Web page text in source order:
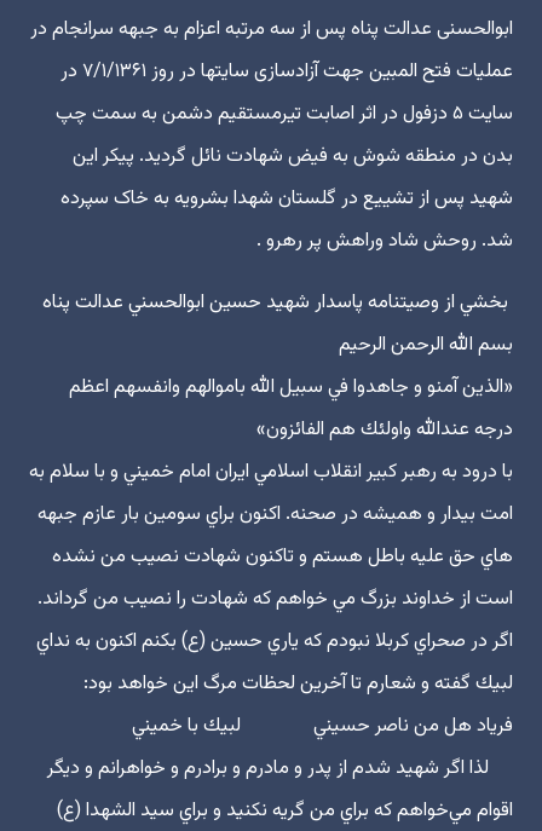
ابوالحسنی عدالت پناه پس از سه مرتبه اعزام به جبهه سرانجام در
عملیات فتح المبین جهت آزادسازی سایتها در روز ۷/۱/۱۳۶۱ در
سایت ۵ دزفول در اثر اصابت تیرمستقیم دشمن به سمت چپ
بدن در منطقه شوش به فیض شهادت نائل گردید. پیکر این
شهید پس از تشییع در گلستان شهدا بشرویه به خاک سپرده
شد. روحش شاد وراهش پر رهرو .
بخشي از وصيتنامه پاسدار شهيد حسين ابوالحسني عدالت پناه
بسم الله الرحمن الرحيم
«الذين آمنو و جاهدوا في سبيل الله باموالهم وانفسهم اعظم
درجه عندالله واولئك هم الفائزون»
با درود به رهبر كبير انقلاب اسلامي ايران امام خميني و با سلام به
امت بيدار و هميشه در صحنه. اكنون براي سومين بار عازم جبهه
هاي حق عليه باطل هستم و تاكنون شهادت نصيب من نشده
است از خداوند بزرگ مي خواهم كه شهادت را نصيب من گرداند.
اگر در صحراي كربلا نبودم كه ياري حسين (ع) بكنم اكنون به نداي
لبيك گفته و شعارم تا آخرين لحظات مرگ اين خواهد بود:
فرياد هل من ناصر حسيني لبيك با خميني
لذا اگر شهيد شدم از پدر و مادرم و برادرم و خواهرانم و ديگر
اقوام مي‌خواهم كه براي من گريه نكنيد و براي سيد الشهدا (ع)